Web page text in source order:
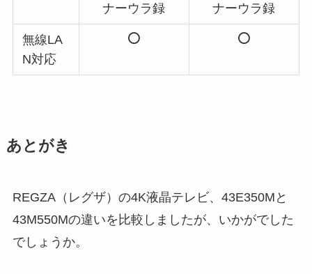
ナーウラ録
ナーウラ録
無線LA
N対応
あとがき
REGZA（レグザ）の4K液晶テレビ、43E350Mと
43M550Mの違いを比較しましたが、いかがでした
でしょうか。